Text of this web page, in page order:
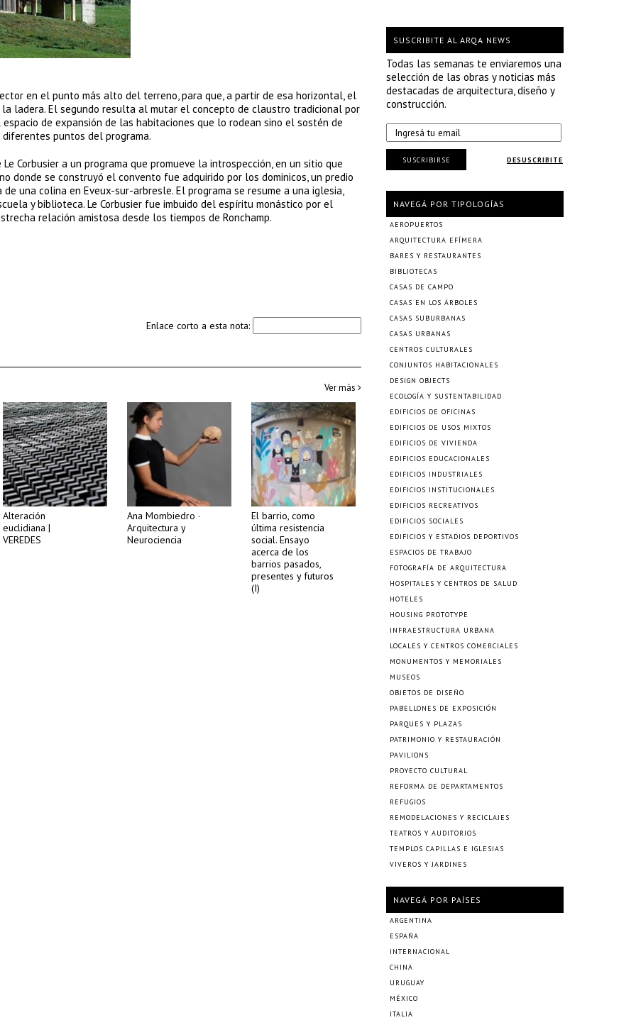
en el punto más alto del terreno, para que, a partir de esa horizontal, el
ladera. El segundo resulta al mutar el concepto de claustro tradicional por
de expansión de las habitaciones que lo rodean sino el sostén de
puntos del programa.
Corbusier a un programa que promueve la introspección, en un sitio que
donde se construyó el convento fue adquirido por los dominicos, un predio
una colina en Eveux-sur-arbresle. El programa se resume a una iglesia,
y biblioteca. Le Corbusier fue imbuido del espíritu monástico por el
relación amistosa desde los tiempos de Ronchamp.
Enlace corto a esta nota:
Ver más
Alteración
euclidiana |
VEREDES
Ana Mombiedro ·
Arquitectura y
Neurociencia
El barrio, como
última resistencia
social. Ensayo
acerca de los
barrios pasados,
presentes y futuros
(I)
SUSCRIBITE AL ARQA NEWS
Todas las semanas te enviaremos una
selección de las obras y noticias más
destacadas de arquitectura, diseño y
construcción.
DESUSCRIBITE
SUSCRIBIRSE
NAVEGÁ POR TIPOLOGÍAS
AEROPUERTOS
ARQUITECTURA EFÍMERA
BARES Y RESTAURANTES
BIBLIOTECAS
CASAS DE CAMPO
CASAS EN LOS ÁRBOLES
CASAS SUBURBANAS
CASAS URBANAS
CENTROS CULTURALES
CONJUNTOS HABITACIONALES
DESIGN OBJECTS
ECOLOGÍA Y SUSTENTABILIDAD
EDIFICIOS DE OFICINAS
EDIFICIOS DE USOS MIXTOS
EDIFICIOS DE VIVIENDA
EDIFICIOS EDUCACIONALES
EDIFICIOS INDUSTRIALES
EDIFICIOS INSTITUCIONALES
EDIFICIOS RECREATIVOS
EDIFICIOS SOCIALES
EDIFICIOS Y ESTADIOS DEPORTIVOS
ESPACIOS DE TRABAJO
FOTOGRAFÍA DE ARQUITECTURA
HOSPITALES Y CENTROS DE SALUD
HOTELES
HOUSING PROTOTYPE
INFRAESTRUCTURA URBANA
LOCALES Y CENTROS COMERCIALES
MONUMENTOS Y MEMORIALES
MUSEOS
OBJETOS DE DISEÑO
PABELLONES DE EXPOSICIÓN
PARQUES Y PLAZAS
PATRIMONIO Y RESTAURACIÓN
PAVILIONS
PROYECTO CULTURAL
REFORMA DE DEPARTAMENTOS
REFUGIOS
REMODELACIONES Y RECICLAJES
TEATROS Y AUDITORIOS
TEMPLOS CAPILLAS E IGLESIAS
VIVEROS Y JARDINES
NAVEGÁ POR PAÍSES
ARGENTINA
ESPAÑA
INTERNACIONAL
CHINA
URUGUAY
MÉXICO
ITALIA